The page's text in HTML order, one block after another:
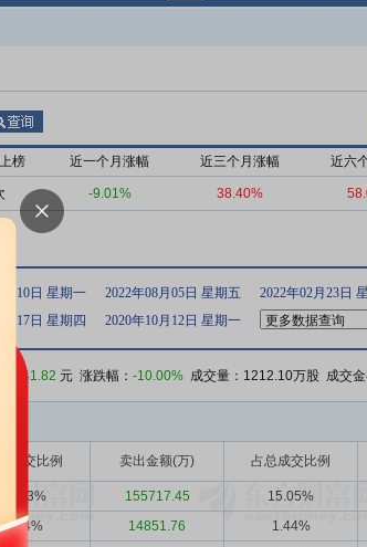
榜 近一个月涨幅 近三个月涨幅 近六
-9.01% 38.40%
月10日 星期一 2022年08月05日 星期五
2022年02月23日
月17日 星期四 2020年10月12日 星期一
841.82 元 涨跌幅： -10.00% 成交量：1212.10万股 成交
总成交比例 卖出金额(万) 占总成交比例
12.33% 155717.45 15.05%
2.24% 14851.76 1.44%